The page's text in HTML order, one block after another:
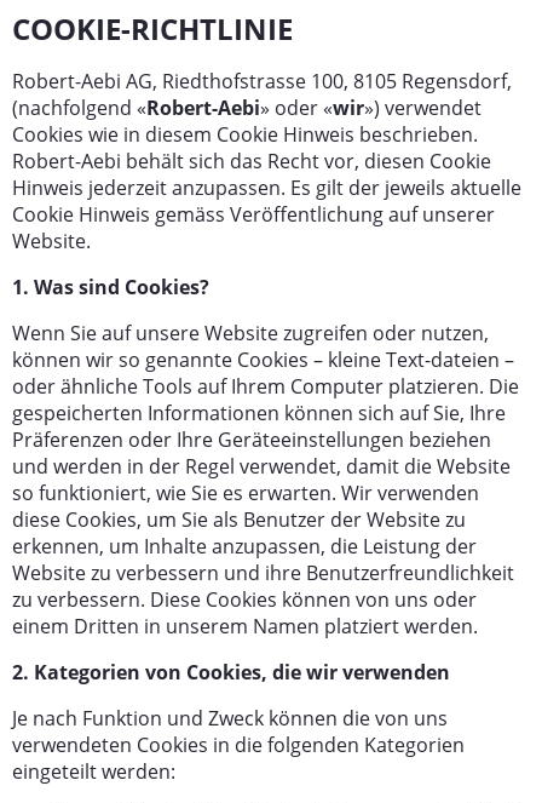
COOKIE-RICHTLINIE
Robert-Aebi AG, Riedthofstrasse 100, 8105 Regensdorf,
(nachfolgend «Robert-Aebi» oder «wir») verwendet
Cookies wie in diesem Cookie Hinweis beschrieben.
Robert-Aebi behält sich das Recht vor, diesen Cookie
Hinweis jederzeit anzupassen. Es gilt der jeweils aktuelle
Cookie Hinweis gemäss Veröffentlichung auf unserer
Website.
1. Was sind Cookies?
Wenn Sie auf unsere Website zugreifen oder nutzen,
können wir so genannte Cookies – kleine Text-dateien –
oder ähnliche Tools auf Ihrem Computer platzieren. Die
gespeicherten Informationen können sich auf Sie, Ihre
Präferenzen oder Ihre Geräteeinstellungen beziehen
und werden in der Regel verwendet, damit die Website
so funktioniert, wie Sie es erwarten. Wir verwenden
diese Cookies, um Sie als Benutzer der Website zu
erkennen, um Inhalte anzupassen, die Leistung der
Website zu verbessern und ihre Benutzerfreundlichkeit
zu verbessern. Diese Cookies können von uns oder
einem Dritten in unserem Namen platziert werden.
2. Kategorien von Cookies, die wir verwenden
Je nach Funktion und Zweck können die von uns
verwendeten Cookies in die folgenden Kategorien
eingeteilt werden: